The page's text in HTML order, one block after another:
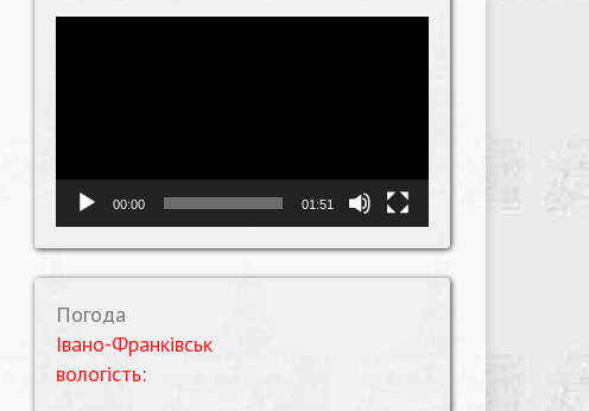
00:00 01:51
Погода
Івано-Франківськ
вологість: